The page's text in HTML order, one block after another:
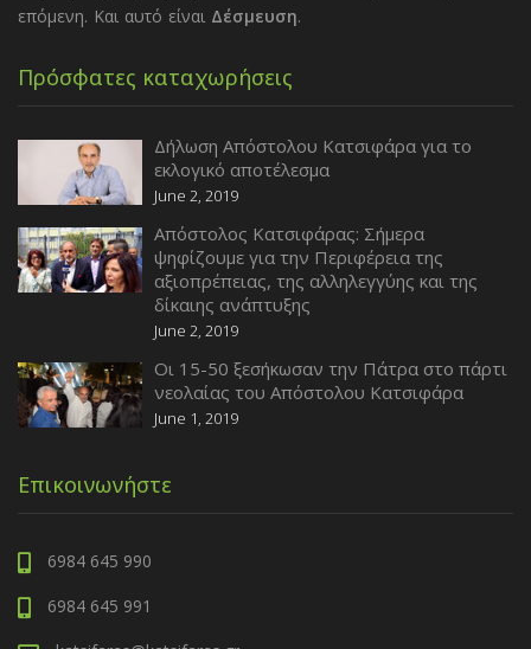
επόμενη. Και αυτό είναι Δέσμευση.
Πρόσφατες καταχωρήσεις
Δήλωση Απόστολου Κατσιφάρα για το
εκλογικό αποτέλεσμα
June 2, 2019
Απόστολος Κατσιφάρας: Σήμερα
ψηφίζουμε για την Περιφέρεια της
αξιοπρέπειας, της αλληλεγγύης και της
δίκαιης ανάπτυξης
June 2, 2019
Οι 15-50 ξεσήκωσαν την Πάτρα στο πάρτι
νεολαίας του Απόστολου Κατσιφάρα
June 1, 2019
Επικοινωνήστε
6984 645 990
6984 645 991